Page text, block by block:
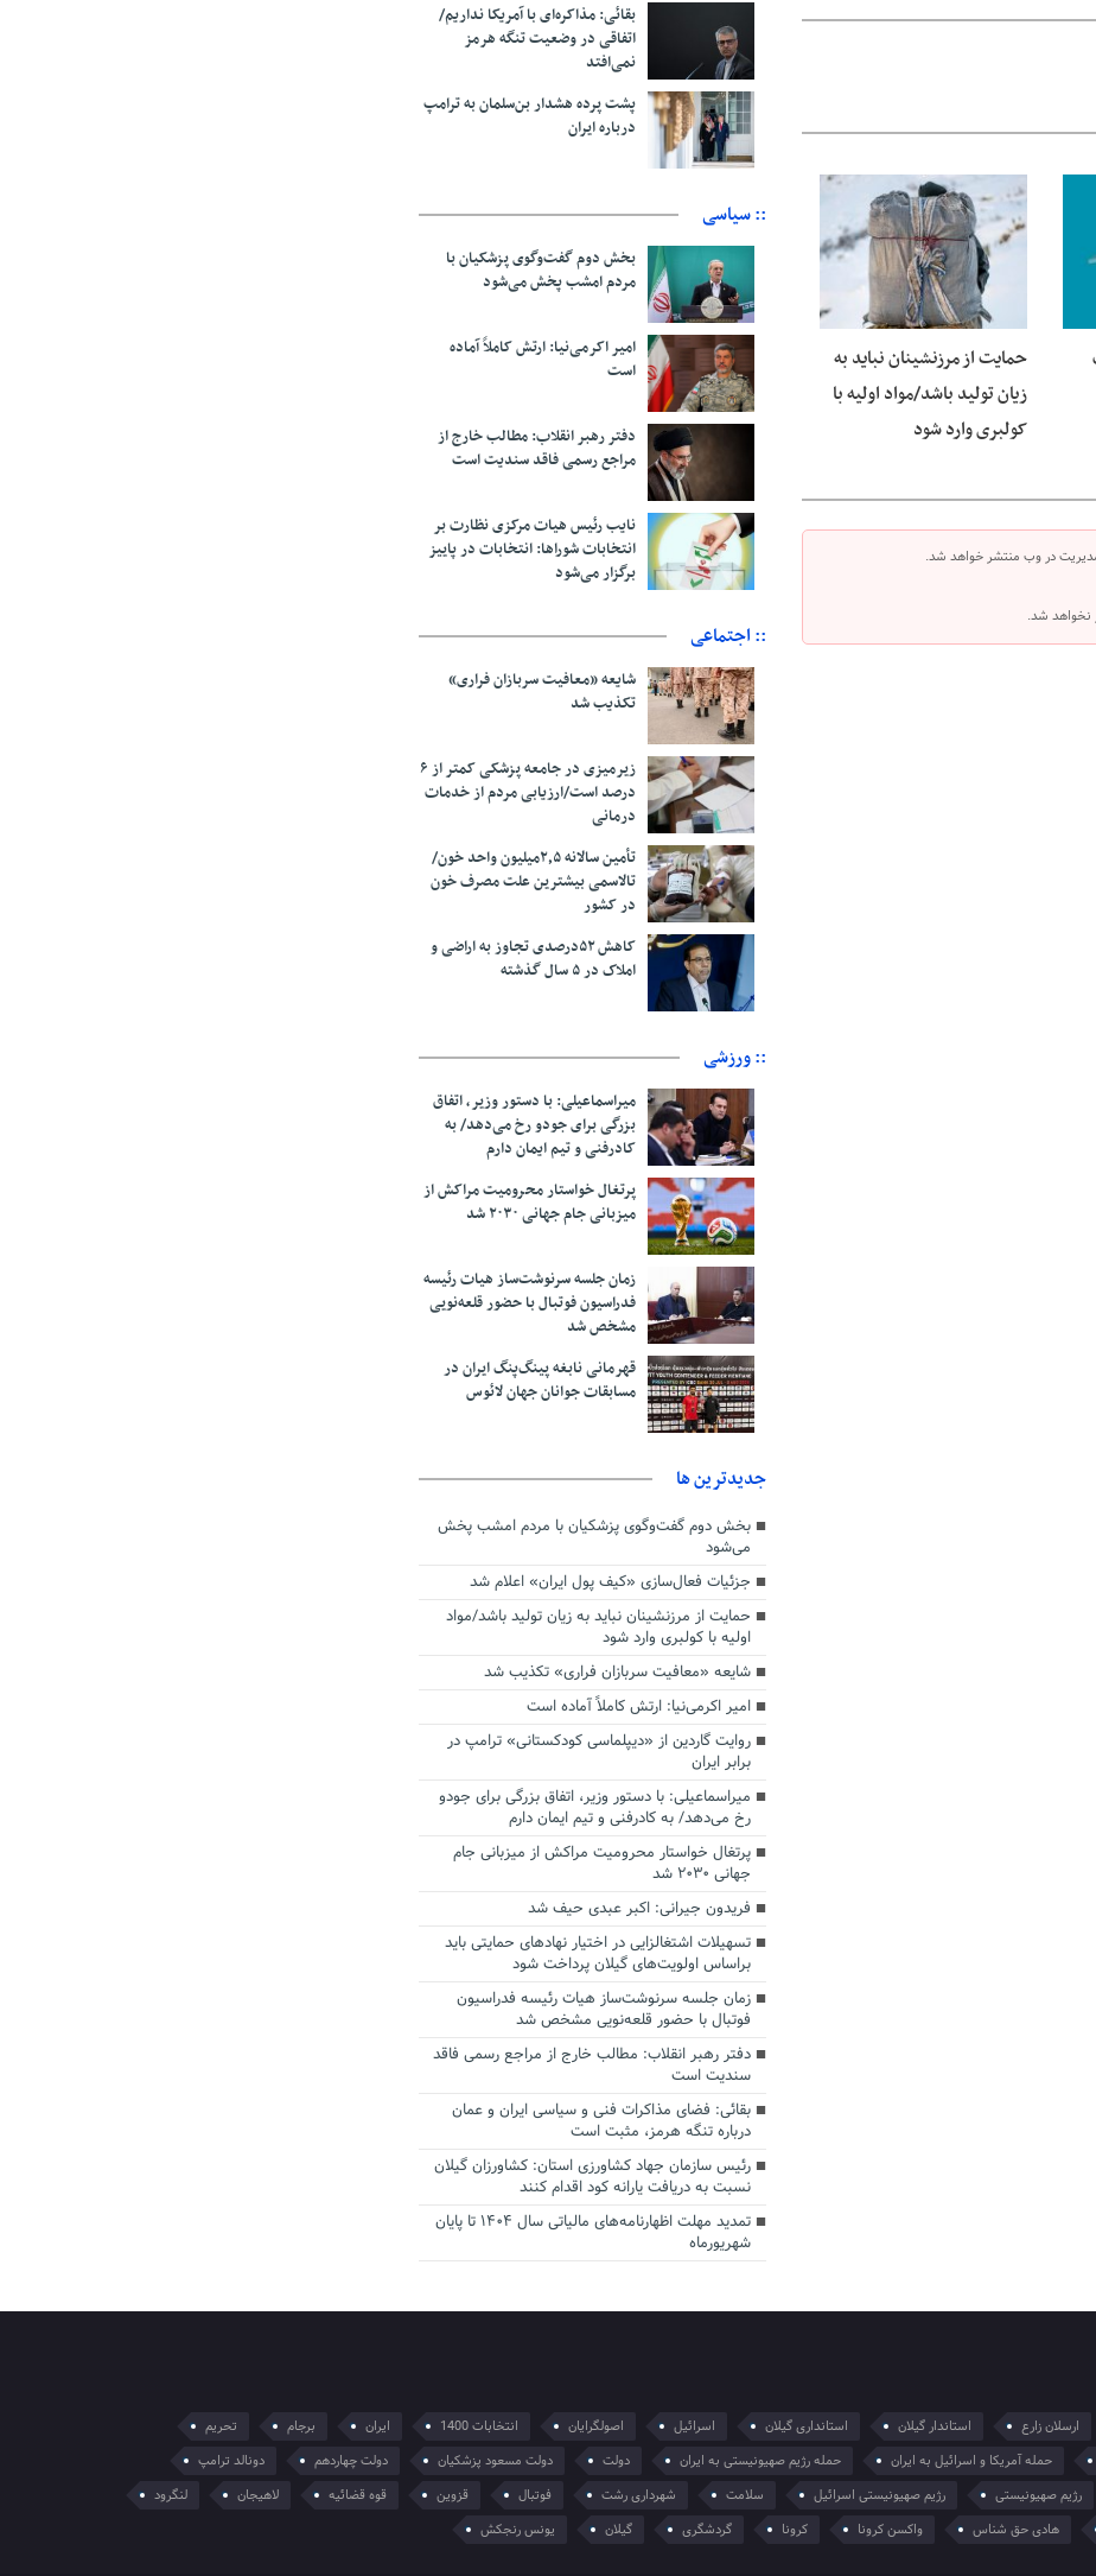
حمایت از مرزنشینان نباید به
زیان تولید باشد/مواد اولیه با
کولبری وارد شود
در وب منتشر خواهد شد.
نخواهد شد.
بقائی: مذاکره‌ای با آمریکا نداریم/
اتفاقی در وضعیت تنگه هرمز
نمی‌افتد
پشت پرده هشدار بن‌سلمان به ترامپ
درباره ایران
:: سیاسی
بخش دوم گفت‌وگوی پزشکیان با
مردم امشب پخش می‌شود
امیر اکرمی‌نیا: ارتش کاملاً آماده
است
دفتر رهبر انقلاب: مطالب خارج از
مراجع رسمی فاقد سندیت است
نایب رئیس هیات مرکزی نظارت بر
انتخابات شوراها: انتخابات در پاییز
برگزار می‌شود
:: اجتماعی
شایعه «معافیت سربازان فراری»
تکذیب شد
زیرمیزی در جامعه پزشکی کمتر از ۶
درصد است/ارزیابی مردم از خدمات
درمانی
تأمین سالانه ۲٫۵میلیون واحد خون/
تالاسمی بیشترین علت مصرف‌ خون
در کشور
کاهش ۵۲درصدی تجاوز به اراضی و
املاک در ۵ سال گذشته
:: ورزشی
میراسماعیلی: با دستور وزیر، اتفاق
بزرگی برای جودو رخ می‌دهد/ به
کادرفنی و تیم ایمان دارم
پرتغال خواستار محرومیت مراکش از
میزبانی جام جهانی ۲۰۳۰ شد
زمان جلسه سرنوشت‌ساز هیات رئیسه
فدراسیون فوتبال با حضور قلعه‌نویی
مشخص شد
قهرمانی نابغه پینگ‌پنگ ایران در
مسابقات جوانان جهان لائوس
جديدترين ها
بخش دوم گفت‌وگوی پزشکیان با مردم امشب پخش
می‌شود
جزئیات فعال‌سازی «کیف پول ایران» اعلام شد
حمایت از مرزنشینان نباید به زیان تولید باشد/مواد
اولیه با کولبری وارد شود
شایعه «معافیت سربازان فراری» تکذیب شد
امیر اکرمی‌نیا: ارتش کاملاً آماده است
روایت گاردین از «دیپلماسی کودکستانی» ترامپ در
برابر ایران
میراسماعیلی: با دستور وزیر، اتفاق بزرگی برای جودو
رخ می‌دهد/ به کادرفنی و تیم ایمان دارم
پرتغال خواستار محرومیت مراکش از میزبانی جام
جهانی ۲۰۳۰ شد
فریدون جیرانی: اکبر عبدی حیف شد
تسهیلات اشتغالزایی در اختیار نهادهای حمایتی باید
براساس اولویت‌های گیلان پرداخت شود
زمان جلسه سرنوشت‌ساز هیات رئیسه فدراسیون
فوتبال با حضور قلعه‌نویی مشخص شد
دفتر رهبر انقلاب: مطالب خارج از مراجع رسمی فاقد
سندیت است
بقائی: فضای مذاکرات فنی و سیاسی ایران و عمان
درباره تنگه هرمز، مثبت است
رئیس سازمان جهاد کشاورزی استان: کشاورزان گیلان
نسبت به دریافت یارانه کود اقدام کنند
تمدید مهلت اظهارنامه‌های مالیاتی سال ۱۴۰۴ تا پایان
شهریورماه
ارسلان زارع استاندار گیلان استانداری گیلان اسرائیل اصولگرایان انتخابات 1400 ایران برجام
تحریم
حمله آمریکا و اسرائیل به ایران حمله رژیم صهیونیستی به ایران دولت دولت مسعود پزشکیان دولت چهاردهم
دونالد ترامپ
رژیم صهیونیستی رژیم صهیونیستی اسرائیل سلامت شهرداری رشت فوتبال قزوین قوه قضائیه لاهیجان
لنگرود
هادی حق شناس واکسن کرونا کرونا گردشگری گیلان یونس رنجکش